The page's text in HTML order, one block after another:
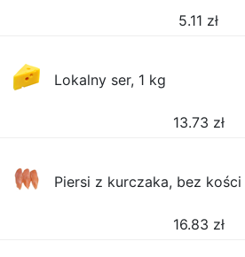
5.11 zł
Lokalny ser, 1 kg
13.73 zł
Piersi z kurczaka, bez
16.83 zł